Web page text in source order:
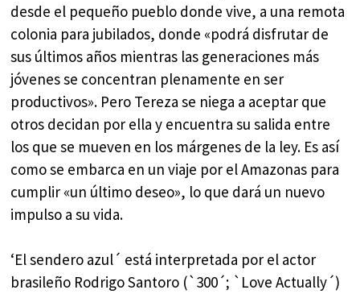
desde el pequeño pueblo donde vive, a una remota
colonia para jubilados, donde «podrá disfrutar de
sus últimos años mientras las generaciones más
jóvenes se concentran plenamente en ser
productivos». Pero Tereza se niega a aceptar que
otros decidan por ella y encuentra su salida entre
los que se mueven en los márgenes de la ley. Es así
como se embarca en un viaje por el Amazonas para
cumplir «un último deseo», lo que dará un nuevo
impulso a su vida.
‘El sendero azul´ está interpretada por el actor
brasileño Rodrigo Santoro (`300´; `Love Actually´)